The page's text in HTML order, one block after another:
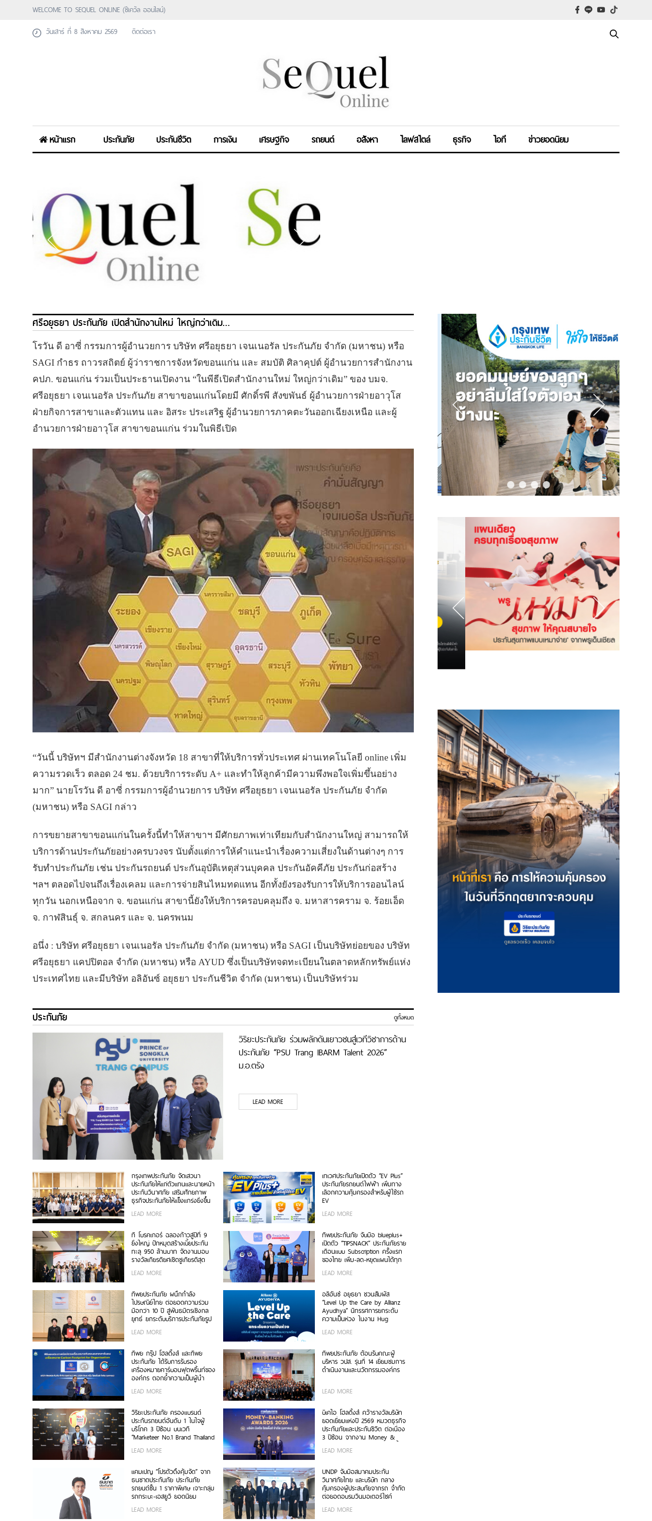
WELCOME TO SEQUEL ONLINE (ซีเคว้ล ออนไลน์)
วันเสาร์ ที่ 8 สิงหาคม 2569
ติดต่อเรา
หน้าแรก ประกันภัย ประกันชีวิต การเงิน เศรษฐกิจ รถยนต์ อสังหา ไลฟสไตล์ ธุรกิจ ไอที ข่าวยอดนิยม
ศรีอยุธยา ประกันภัย เปิดสำนักงานใหม่ ใหญ่กว่าเดิม…
โรวัน ดี อาซี่ กรรมการผู้อำนวยการ บริษัท ศรีอยุธยา เจนเนอรัล ประกันภัย จำกัด (มหาชน) หรือ
SAGI กำธร ถาวรสถิตย์ ผู้ว่าราชการจังหวัดขอนแก่น และ สมบัติ ศิลาคุปต์ ผู้อำนวยการสำนักงาน
คปภ. ขอนแก่น ร่วมเป็นประธานเปิดงาน “ในพีธีเปิดสำนักงานใหม่ ใหญ่กว่าเดิม” ของ บมจ.
ศรีอยุธยา เจนเนอรัล ประกันภัย สาขาขอนแก่นโดยมี ศักดิ์รพี สังขพันธ์ ผู้อำนวยการฝ่ายอาวุโส
ฝ่ายกิจการสาขาและตัวแทน และ อิสระ ประเสริฐ ผู้อำนวยการภาคตะวันออกเฉียงเหนือ และผู้
อำนวยการฝ่ายอาวุโส สาขาขอนแก่น ร่วมในพิธีเปิด
“วันนี้ บริษัทฯ มีสำนักงานต่างจังหวัด 18 สาขาที่ให้บริการทั่วประเทศ ผ่านเทคโนโลยี online เพิ่ม
ความรวดเร็ว ตลอด 24 ชม. ด้วยบริการระดับ A+ และทำให้ลูกค้ามีความพึงพอใจเพิ่มขึ้นอย่าง
มาก” นายโรวัน ดี อาซี่ กรรมการผู้อำนวยการ บริษัท ศรีอยุธยา เจนเนอรัล ประกันภัย จำกัด
(มหาชน) หรือ SAGI กล่าว
การขยายสาขาขอนแก่นในครั้งนี้ทำให้สาขาฯ มีศักยภาพเท่าเทียมกับสำนักงานใหญ่ สามารถให้
บริการด้านประกันภัยอย่างครบวงจร นับตั้งแต่การให้คำแนะนำเรื่องความเสี่ยงในด้านต่างๆ การ
รับทำประกันภัย เช่น ประกันรถยนต์ ประกันอุบัติเหตุส่วนบุคคล ประกันอัคคีภัย ประกันก่อสร้าง
ฯลฯ ตลอดไปจนถึงเรื่องเคลม และการจ่ายสินไหมทดแทน อีกทั้งยังรองรับการให้บริการออนไลน์
ทุกวัน นอกเหนือจาก จ. ขอนแก่น สาขานี้ยังให้บริการครอบคลุมถึง จ. มหาสารคราม จ. ร้อยเอ็ด
จ. กาฬสินธุ์ จ. สกลนคร และ จ. นครพนม
อนึ่ง : บริษัท ศรีอยุธยา เจนเนอรัล ประกันภัย จำกัด (มหาชน) หรือ SAGI เป็นบริษัทย่อยของ บริษัท
ศรีอยุธยา แคปปิตอล จำกัด (มหาชน) หรือ AYUD ซึ่งเป็นบริษัทจดทะเบียนในตลาดหลักทรัพย์แห่ง
ประเทศไทย และมีบริษัท อลิอันซ์ อยุธยา ประกันชีวิต จำกัด (มหาชน) เป็นบริษัทร่วม
ประกันภัย ดูทั้งหมด
วิริยะประกันภัย ร่วมผลักดันเยาวชนสู่เวทีวิชาการด้าน
ประกันภัย “PSU Trang IBARM Talent 2026”
ม.อ.ตรัง
LEAD MORE
กรุงเทพประกันภัย จัดเสวนา
ประกันภัยให้แก่ตัวแทนและนายหน้า
ประกันวินาศภัย เสริมศักยภาพ
ธุรกิจประกันภัยให้แข็งแกร่งยิ่งขึ้น
LEAD MORE
เทเวศประกันภัยเปิดตัว “EV Plus”
ประกันภัยรถยนต์ไฟฟ้า เพิ่มทาง
เลือกความคุ้มครองสำหรับผู้ใช้รถ
EV
LEAD MORE
ที โบรคเกอร์ ฉลองก้าวสู่ปีที่ 9
ยิ่งใหญ่ ปักหมุดสร้างเบี้ยประกัน
ทะลุ 950 ล้านบาท จัดงานมอบ
รางวัลเกียรติยศเชิดชูเกียรติสุด
Sales 2026”
LEAD MORE
ทิพยประกันภัย จับมือ blueplus+
เปิดตัว “TIPSNACK” ประกันภัยราย
เดือนแบบ Subscription ครั้งแรก
ของไทย เพิ่ม-ลด-หยุดแผนได้ทุก
LEAD MORE
ทิพยประกันภัย ผนึกกำลัง
ไปรษณีย์ไทย ต่อยอดความร่วม
มือกว่า 10 ปี สู่พันธมิตรเชิงกล
ยุทธ์ ยกระดับบริการประกันภัยรูป
LEAD MORE
อลิอันซ์ อยุธยา ชวนสัมผัส
“Level Up the Care by Allianz
Ayudhya” นิทรรศการยกระดับ
ความเป็นห่วง ในงาน Hug
LEAD MORE
ทิพย กรุ๊ป โฮลดิ้งส์ และทิพย
ประกันภัย ได้รับการรับรอง
เครื่องหมายคาร์บอนฟุตพริ้นท์ของ
องค์กร ตอกย้ำความเป็นผู้นำ
ยั่งยืนตามแนวทาง ESG
LEAD MORE
ทิพยประกันภัย ต้อนรับคณะผู้
บริหาร วปส. รุ่นที่ 14 เยี่ยมชมการ
ดำเนินงานและนวัตกรรมองค์กร
LEAD MORE
วิริยะประกันภัย ครองแบรนด์
ประกันรถยนต์อันดับ 1 ในใจผู้
บริโภค 3 ปีซ้อน บนเวที
“Marketeer No.1 Brand Thailand
LEAD MORE
บีเคไอ โฮลดิ้งส์ คว้ารางวัลบริษัท
ยอดเยี่ยมแห่งปี 2569 หมวดธุรกิจ
ประกันภัยและประกันชีวิต ต่อเนื่อง
3 ปีซ้อน จากงาน Money &
ศักยภาพการเติบโตอย่างโดดเด่น
LEAD MORE
แคมเปญ “โปรตัวตึงคุ้มจัด” จาก
ธนชาตประกันภัย ประกันภัย
รถยนต์ชั้น 1 ราคาพิเศษ เจาะกลุ่ม
รถกระบะ-เอสยูวี ยอดนิยม
LEAD MORE
UNDP จับมือสมาคมประกัน
วินาศภัยไทย และบริษัท กลาง
คุ้มครองผู้ประสบภัยจากรถ จำกัด
ต่อยอดอบรมวินมอเตอร์ไซค์
ถนนและภูมิคุ้มกันทางการเงิน รุ่น
LEAD MORE